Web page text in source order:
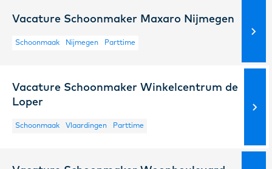
Vacature Schoonmaker Maxaro Nijmegen
Schoonmaak Nijmegen Parttime
Vacature Schoonmaker Winkelcentrum de
Loper
Schoonmaak Vlaardingen Parttime